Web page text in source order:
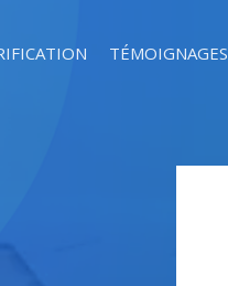
TÉMOIGNAGES